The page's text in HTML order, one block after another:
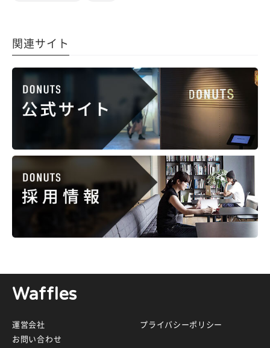
関連サイト
Waffles
運営会社
プライバシーポリシー
お問い合わせ